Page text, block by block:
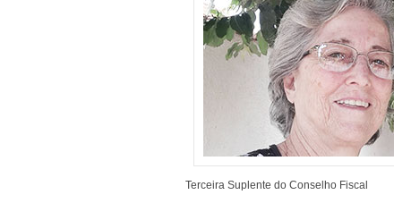
Terceira Suplente do Conselho Fiscal